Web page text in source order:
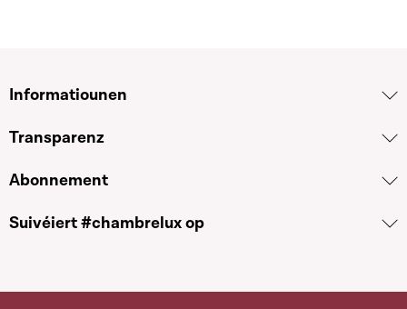
Informatiounen
Transparenz
Abonnement
Suivéiert #chambrelux op